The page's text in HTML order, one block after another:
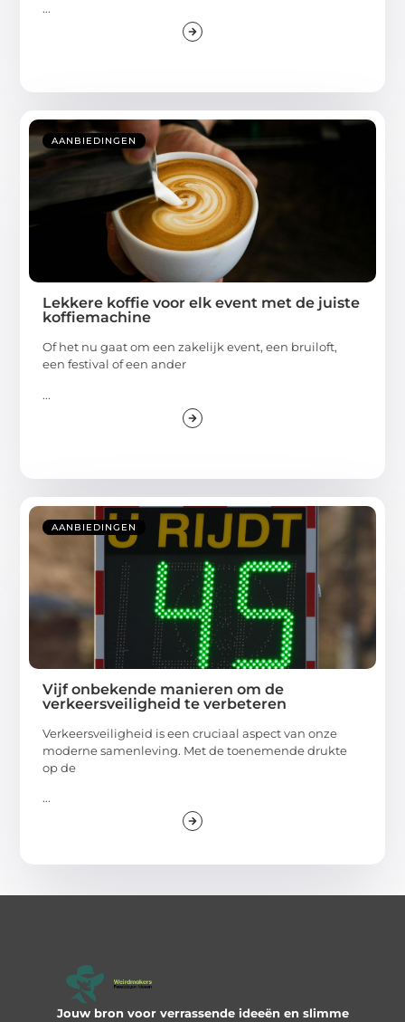
...
AANBIEDINGEN
Lekkere koffie voor elk event met de juiste
koffiemachine
Of het nu gaat om een zakelijk event, een bruiloft,
een festival of een ander
...
AANBIEDINGEN
Vijf onbekende manieren om de
verkeersveiligheid te verbeteren
Verkeersveiligheid is een cruciaal aspect van onze
moderne samenleving. Met de toenemende drukte
op de
...
Jouw bron voor verrassende ideeën en slimme